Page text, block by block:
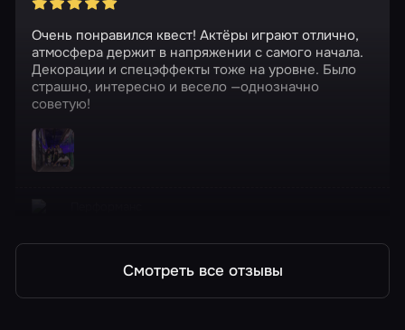
Очень понравился квест! Актёры играют отлично,
атмосфера держит в напряжении с самого начала.
Декорации и спецэффекты тоже на уровне. Было
страшно, интересно и весело —однозначно
советую!
Смотреть все отзывы